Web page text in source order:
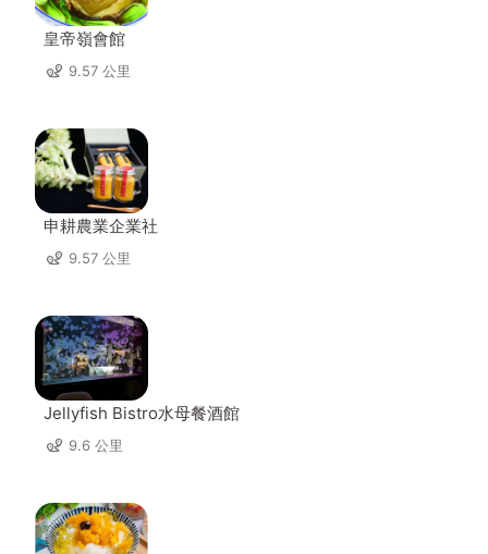
皇帝嶺會館
9.57 公里
申耕農業企業社
9.57 公里
Jellyfish Bistro水母餐酒館
9.6 公里